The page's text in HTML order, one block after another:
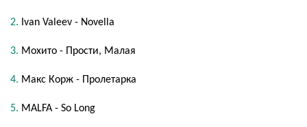
Ivan Valeev - Novella
Мохито - Прости, Малая
Макс Корж - Пролетарка
MALFA - So Long